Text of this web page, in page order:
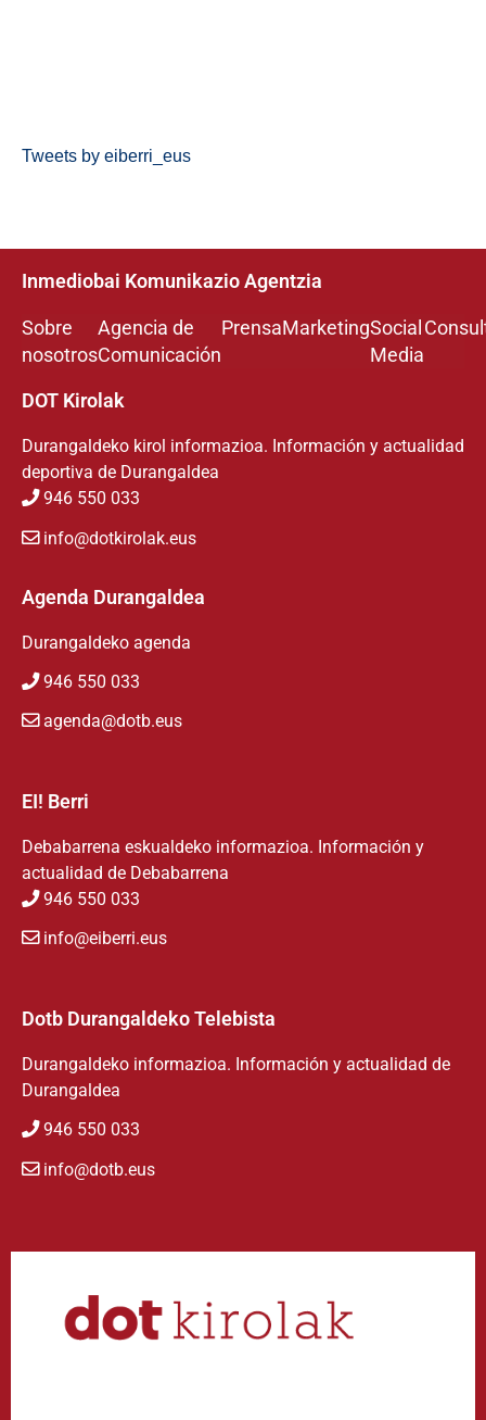
Tweets by eiberri_eus
Inmediobai Komunikazio Agentzia
Sobre
nosotros
Agencia de
Comunicación
PrensaMarketingSocial
Media
DOT Kirolak
Durangaldeko kirol informazioa. Información y actualidad
deportiva de Durangaldea
946 550 033
info@dotkirolak.eus
Agenda Durangaldea
Durangaldeko agenda
946 550 033
agenda@dotb.eus
EI! Berri
Debabarrena eskualdeko informazioa. Información y
actualidad de Debabarrena
946 550 033
info@eiberri.eus
Dotb Durangaldeko Telebista
Durangaldeko informazioa. Información y actualidad de
Durangaldea
946 550 033
info@dotb.eus